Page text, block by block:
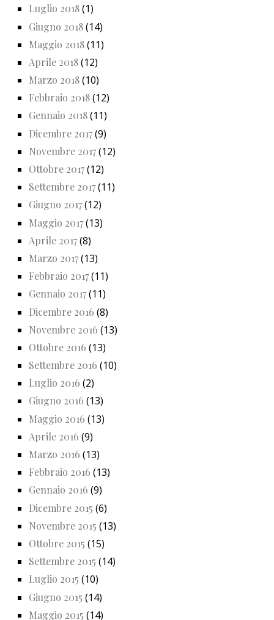
Luglio 2018(1)
Giugno 2018(14)
Maggio 2018(11)
Aprile 2018(12)
Marzo 2018(10)
Febbraio 2018(12)
Gennaio 2018(11)
Dicembre 2017(9)
Novembre 2017(12)
Ottobre 2017(12)
Settembre 2017(11)
Giugno 2017(12)
Maggio 2017(13)
Aprile 2017(8)
Marzo 2017(13)
Febbraio 2017(11)
Gennaio 2017(11)
Dicembre 2016 (8)
Novembre 2016 (13)
Ottobre 2016 (13)
Settembre 2016 (10)
Luglio 2016 (2)
Giugno 2016 (13)
Maggio 2016 (13)
Aprile 2016 (9)
Marzo 2016 (13)
Febbraio 2016 (13)
Gennaio 2016 (9)
Dicembre 2015 (6)
Novembre 2015 (13)
Ottobre 2015 (15)
Settembre 2015 (14)
Luglio 2015 (10)
Giugno 2015 (14)
Maggio 2015 (14)